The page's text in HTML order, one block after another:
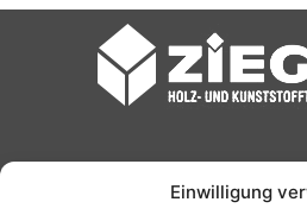
Einwilligung